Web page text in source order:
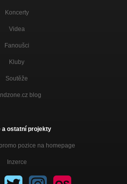
Koncerty
Videa
Fanoušci
Kluby
Soutěže
blog
a ostatní projekty
pozice na homepage
Inzerce